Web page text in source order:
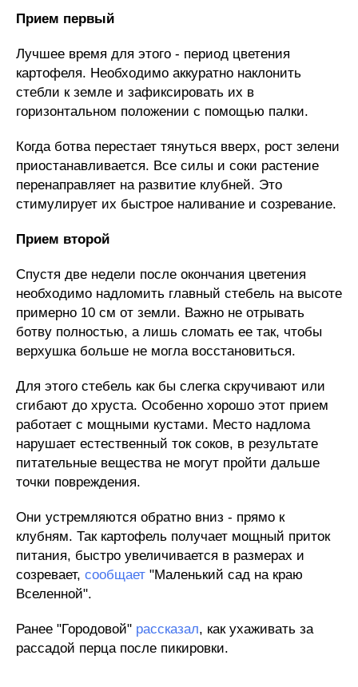
Прием первый
Лучшее время для этого - период цветения
картофеля. Необходимо аккуратно наклонить
стебли к земле и зафиксировать их в
горизонтальном положении с помощью палки.
Когда ботва перестает тянуться вверх, рост зелени
приостанавливается. Все силы и соки растение
перенаправляет на развитие клубней. Это
стимулирует их быстрое наливание и созревание.
Прием второй
Спустя две недели после окончания цветения
необходимо надломить главный стебель на высоте
примерно 10 см от земли. Важно не отрывать
ботву полностью, а лишь сломать ее так, чтобы
верхушка больше не могла восстановиться.
Для этого стебель как бы слегка скручивают или
сгибают до хруста. Особенно хорошо этот прием
работает с мощными кустами. Место надлома
нарушает естественный ток соков, в результате
питательные вещества не могут пройти дальше
точки повреждения.
Они устремляются обратно вниз - прямо к
клубням. Так картофель получает мощный приток
питания, быстро увеличивается в размерах и
созревает, сообщает "Маленький сад на краю
Вселенной".
Ранее "Городовой" рассказал, как ухаживать за
рассадой перца после пикировки.